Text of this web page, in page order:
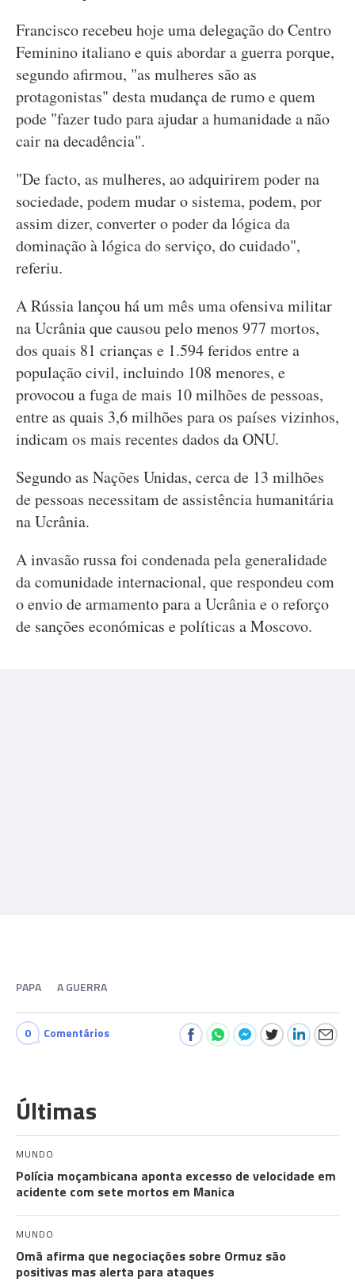
Francisco recebeu hoje uma delegação do Centro
Feminino italiano e quis abordar a guerra porque,
segundo afirmou, "as mulheres são as
protagonistas" desta mudança de rumo e quem
pode "fazer tudo para ajudar a humanidade a não
cair na decadência".
"De facto, as mulheres, ao adquirirem poder na
sociedade, podem mudar o sistema, podem, por
assim dizer, converter o poder da lógica da
dominação à lógica do serviço, do cuidado",
referiu.
A Rússia lançou há um mês uma ofensiva militar
na Ucrânia que causou pelo menos 977 mortos,
dos quais 81 crianças e 1.594 feridos entre a
população civil, incluindo 108 menores, e
provocou a fuga de mais 10 milhões de pessoas,
entre as quais 3,6 milhões para os países vizinhos,
indicam os mais recentes dados da ONU.
Segundo as Nações Unidas, cerca de 13 milhões
de pessoas necessitam de assistência humanitária
na Ucrânia.
A invasão russa foi condenada pela generalidade
da comunidade internacional, que respondeu com
o envio de armamento para a Ucrânia e o reforço
de sanções económicas e políticas a Moscovo.
PAPA A GUERRA
0 Comentários
Últimas
MUNDO
Polícia moçambicana aponta excesso de velocidade em
acidente com sete mortos em Manica
MUNDO
Omã afirma que negociações sobre Ormuz são
positivas mas alerta para ataques